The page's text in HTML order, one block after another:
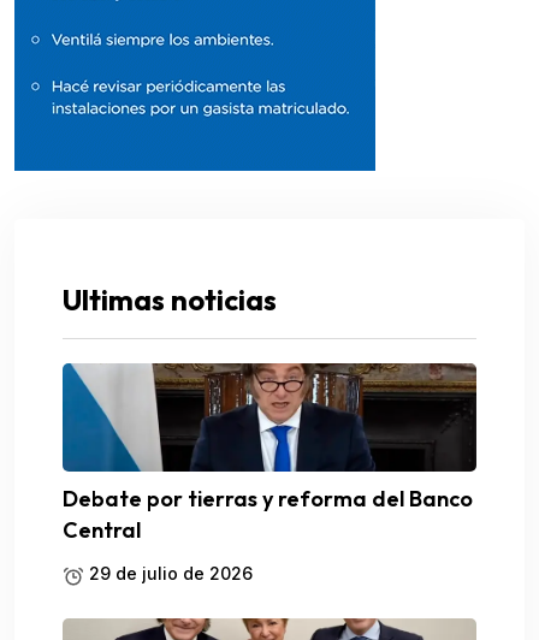
Ultimas noticias
Debate por tierras y reforma del Banco
Central
29 de julio de 2026